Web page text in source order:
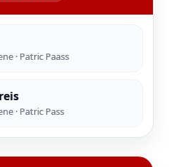
· Patric Paass
· Patric Pass